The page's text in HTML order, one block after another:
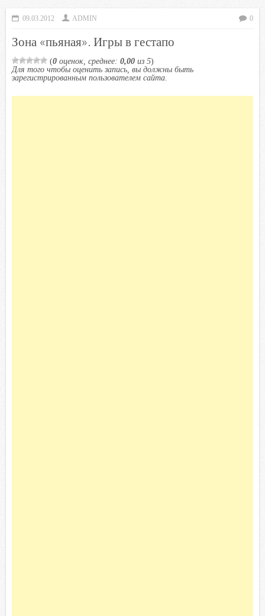
09.03.2012 ADMIN 0
Зона «пьяная». Игры в гестапо
(0 оценок, среднее: 0,00 из 5)
Для того чтобы оценить запись, вы должны быть
зарегистрированным пользователем сайта.